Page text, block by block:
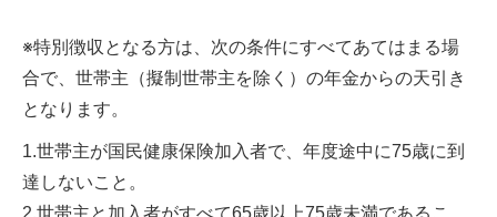
※特別徴収となる方は、次の条件にすべてあてはまる場
合で、世帯主（擬制世帯主を除く）の年金からの天引き
となります。
1.世帯主が国民健康保険加入者で、年度途中に75歳に到
達しないこと。
2.世帯主と加入者がすべて65歳以上75歳未満であるこ